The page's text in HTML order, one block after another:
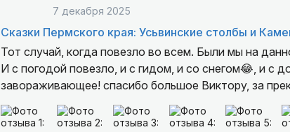
7 декабря 2025
Сказки Пермского края: Усьвинские столбы и
Тот случай, когда повезло во всем. Были мы на
И с погодой повезло, и с гидом, и со снегом😂, и с
завораживающее! спасибо большое Виктору, за